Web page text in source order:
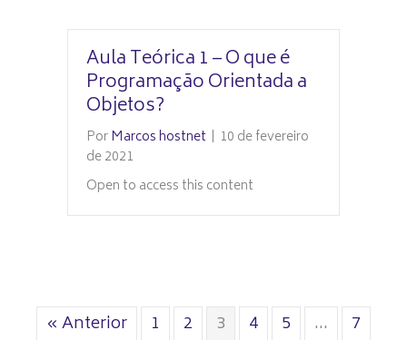
Aula Teórica 1 – O que é
Programação Orientada a
Objetos?
PorMarcos hostnet | 10 de fevereiro
de 2021
Open to access this content
« Anterior 1 2 3 4 5 …
7